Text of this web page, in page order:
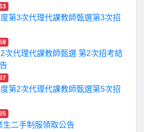
第3次代理代課教師甄選第3次招
次代理代課教師甄選 第2次招考結
第2次代理代課教師甄選第5次招
生二手制服領取公告